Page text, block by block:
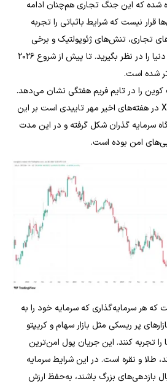
شده که این جنگ تجاری هم‌چنان ادامه
نیست که شرایط باثباتی را تجربه
تجاری، تنش‌های ژئوپولتیک و برخی
آرایشات نظامی در نقاطی از دنیا را در نظر بگیرید. تا پیش از شروع ۲۰۲۶
شده است.
را در تایم فریم هفتگی نشان می‌دهد.
این رشد اخیر چارت XAUBTC در هفته‌های اخیر مهر تاییدی است بر این
سرمایه گذران شکل گرفته و در این مدت
امن بوده است.
هر سرمایه‌گذاری که سرمایه خود را به
پر ریسکی مثل بازار سهام و کریپتو
را تجربه کنند. این جریان پول امن‌ترین
طلا و نقره است. در این شرایط سرمایه
بازدهی‌های بزرگ باشند، به‌حفظ ارزش